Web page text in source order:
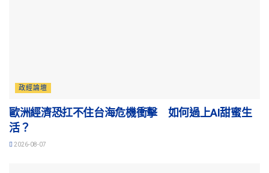
政經論壇
歐洲經濟恐扛不住台海危機衝擊 如何過上AI甜蜜生
活？
2026-08-07